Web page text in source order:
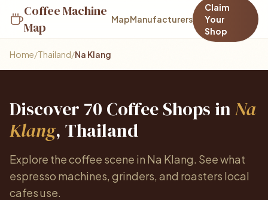
Coffee Machine
Map
MapManufacturers
Claim
Your
Shop
Home/Thailand/Na Klang
Discover 70 Coffee Shops inNa
Klang, Thailand
Explore the coffee scene in Na Klang. See what
espresso machines, grinders, and roasters local
cafes use.